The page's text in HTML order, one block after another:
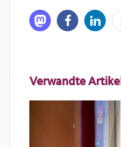
Verwandte Artikel